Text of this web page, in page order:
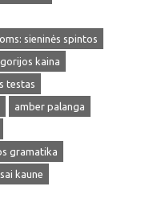
sieninės spintos
kaina
testas
amber palanga
gramatika
kaune